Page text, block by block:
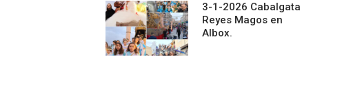
3-1-2026 Cabalgata
Reyes Magos en
Albox.